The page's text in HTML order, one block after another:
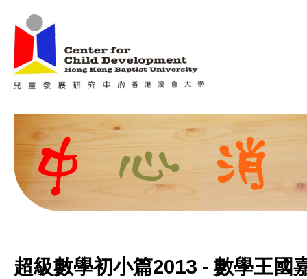
超級數學初小篇2013 - 數學王國
Main menu